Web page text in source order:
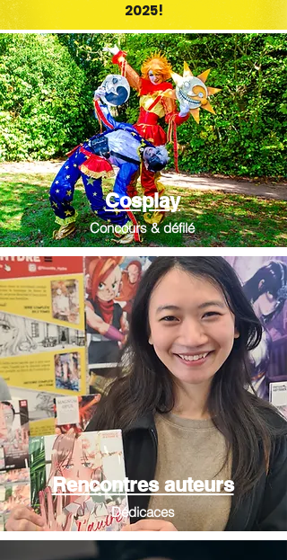
2025!
Cosplay
Concours & défilé
Rencontres auteurs
Dédicaces